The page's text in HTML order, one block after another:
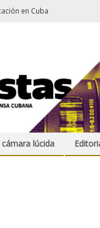
en Cuba
cámara lúcida